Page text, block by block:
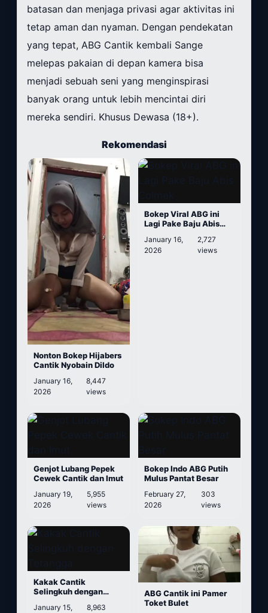
batasan dan menjaga privasi agar aktivitas ini
tetap aman dan nyaman. Dengan pendekatan
yang tepat, ABG Cantik kembali Sange
melepas pakaian di depan kamera bisa
menjadi sebuah seni yang menginspirasi
banyak orang untuk lebih mencintai diri
mereka sendiri. Khusus Dewasa (18+).
Rekomendasi
Nonton Bokep Hijabers
Cantik Nyobain Dildo
January 16,
2026
8,447
views
Bokep Viral ABG ini
Lagi Pake Baju Abis
January 16,
2026
2,727
views
Genjot Lubang Pepek
Cewek Cantik dan Imut
January 19,
2026
5,955
views
Bokep Indo ABG Putih
Mulus Pantat Besar
February 27,
2026
303
views
Kakak Cantik
Selingkuh dengan
January 15,
8,963
ABG Cantik ini Pamer
Toket Bulet